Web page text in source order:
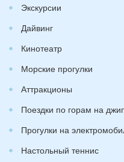
Экскурсии
Дайвинг
Кинотеатр
Морские прогулки
Аттракционы
Поездки по горам на
Прогулки на
Настольный теннис